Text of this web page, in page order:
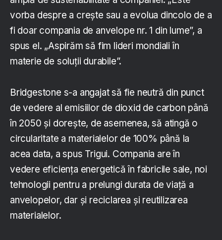
vorba despre a crește sau a evolua dincolo de a
fi doar compania de anvelope nr. 1 din lume”, a
spus el. „Aspirăm să fim lideri mondiali în
materie de soluții durabile”.
Bridgestone s-a angajat să fie neutră din punct
de vedere al emisiilor de dioxid de carbon până
în 2050 și dorește, de asemenea, să atingă o
circularitate a materialelor de 100% până la
acea data, a spus Trigui. Compania are în
vedere eficiența energetică în fabricile sale, noi
tehnologii pentru a prelungi durata de viață a
anvelopelor, dar și reciclarea și reutilizarea
materialelor.